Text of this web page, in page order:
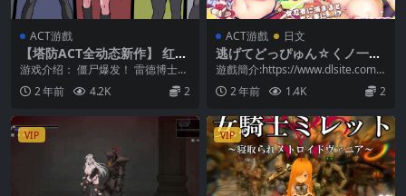
ACT游戲
【塔防ACT全动态新作】 红博
士的僵尸末世 Dr Red’s Zomb
游戏介绍： 僵尸爆发！ 雷德博士能
否阻止一波巨大的僵尸浪潮，拯救
人类免于灭绝？ ...
2 年前 4.2K 2
ACT游戲 日文
逃げてどっぴゅん☆くノ一の
いたずら忍法!
遊戲簡介:https://www.dlsite.com/
maniax/work/...
2 年前 1.4K 2
VIP VIP